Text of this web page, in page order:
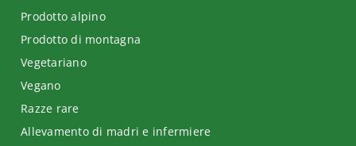
Prodotto alpino
Prodotto di montagna
Vegetariano
Vegano
Razze rare
Allevamento di madri e infermiere